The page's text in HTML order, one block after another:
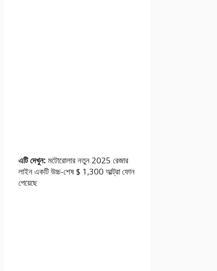
এটি দেখুন: মটোরোলার নতুন 2025 রেজার
লাইন একটি উচ্চ-শেষ $ 1,300 আল্ট্রা ফোন
পেয়েছে